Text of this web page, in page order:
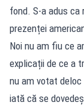
fond. S-a adus
prezenței
Noi nu am fiu ce
explicații de ce a
nu am votat
iată că se